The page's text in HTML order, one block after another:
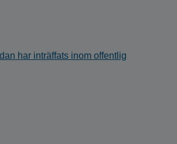
har inträffats inom offentlig